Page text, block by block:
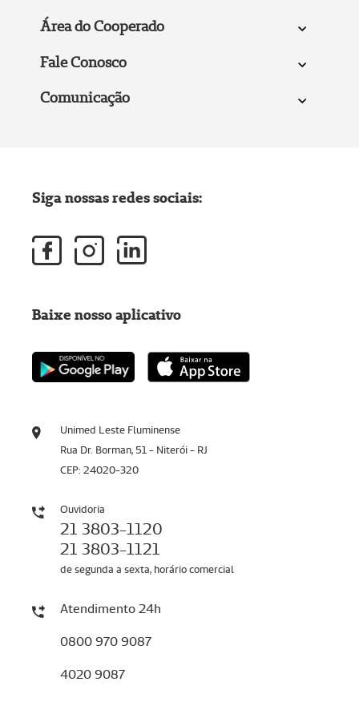
Área do Cooperado
Fale Conosco
Comunicação
Unimed Leste Fluminense
Rua Dr. Borman, 51 - Niterói - RJ
CEP: 24020-320
Ouvidoria
21 3803-1120
21 3803-1121
de segunda a sexta, horário comercial
Atendimento 24h
0800 970 9087
4020 9087
Siga nossas redes sociais:
Baixe nosso aplicativo